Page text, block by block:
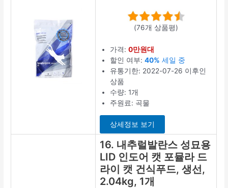
(76개 상품평)
가격:0만원대
할인 여부:40% 세일 중
유통기한: 2022-07-26 이후인
상품
수량: 1개
주원료: 곡물
상세정보 보기
16. 내추럴발란스 성묘용
LID 인도어 캣 포뮬라 드
라이 캣 건식푸드, 생선,
2.04kg, 1개